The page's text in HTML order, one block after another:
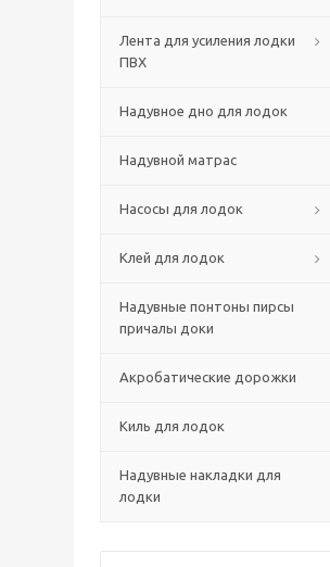
Лента для усиления лодки
ПВХ
Надувное дно для лодок
Надувной матрас
Насосы для лодок
Клей для лодок
Надувные понтоны пирсы
причалы доки
Акробатические дорожки
Киль для лодок
Надувные накладки для
лодки